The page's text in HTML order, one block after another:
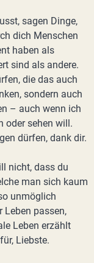
sagen Dinge,
dich Menschen
haben als
sind als andere.
die das auch
sondern auch
– auch wenn ich
oder sehen will.
dürfen, dank dir.
nicht, dass du
man sich kaum
unmöglich
Leben passen,
Leben erzählt
Liebste.